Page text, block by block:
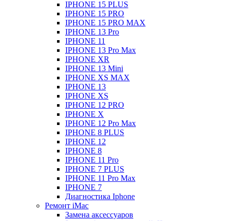
IPHONE 15 PLUS
IPHONE 15 PRO
IPHONE 15 PRO MAX
IPHONE 13 Pro
IPHONE 11
IPHONE 13 Pro Max
IPHONE XR
IPHONE 13 Mini
IPHONE XS MAX
IPHONE 13
IPHONE XS
IPHONE 12 PRO
IPHONE X
IPHONE 12 Pro Max
IPHONE 8 PLUS
IPHONE 12
IPHONE 8
IPHONE 11 Pro
IPHONE 7 PLUS
IPHONE 11 Pro Max
IPHONE 7
Диагностика Iphone
Ремонт iMac
Замена аксессуаров